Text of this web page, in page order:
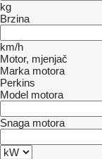
kg
Brzina
km/h
Motor, mjenjač
Marka motora
Perkins
Model motora
Snaga motora